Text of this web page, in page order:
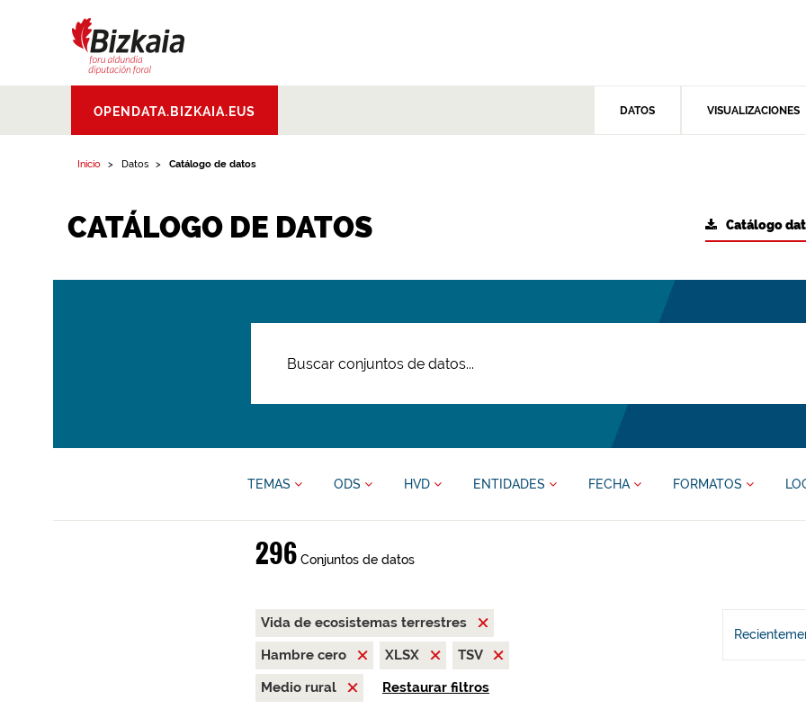
Aldundia.Diputacion
Foral de Bizkaia
OPENDATA.BIZKAIA.EUS DATOS VISUALIZACIONES
Inicio Datos Catálogo de datos
CATÁLOGO DE DATOS Catálogo
TEMAS ODS HVD ENTIDADES FECHA FORMATOS
296Conjuntos de datos
Vida de ecosistemas terrestres
Hambre cero
XLSX
TSV
Medio rural
Restaurar filtros